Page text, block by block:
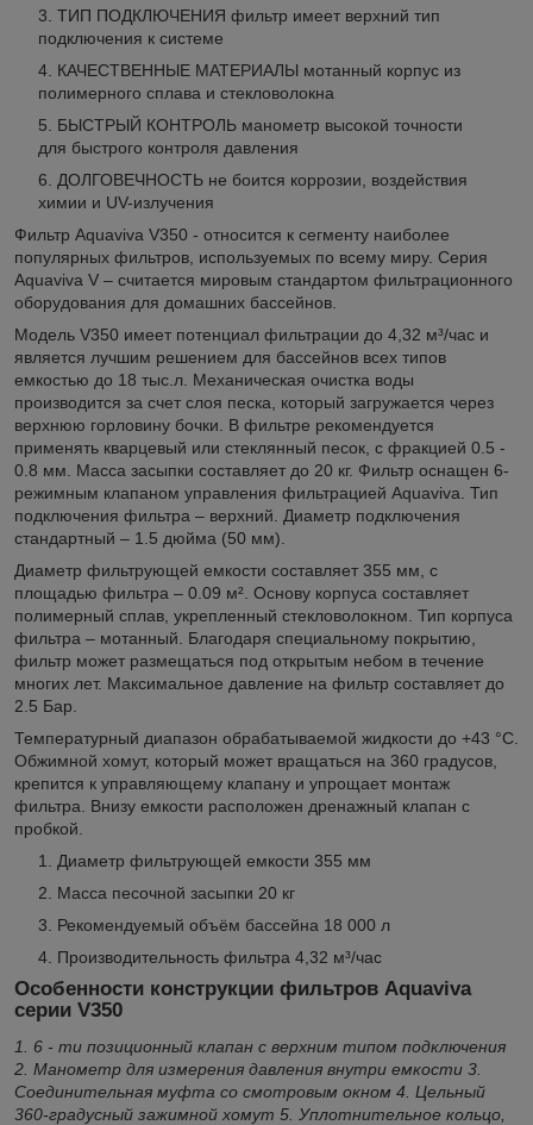
ТИП ПОДКЛЮЧЕНИЯ фильтр имеет верхний тип
подключения к системе
КАЧЕСТВЕННЫЕ МАТЕРИАЛЫ мотанный корпус из
полимерного сплава и стекловолокна
БЫСТРЫЙ КОНТРОЛЬ манометр высокой точности
для быстрого контроля давления
ДОЛГОВЕЧНОСТЬ не боится коррозии, воздействия
химии и UV-излучения
Фильтр Aquaviva V350 - относится к сегменту наиболее
популярных фильтров, используемых по всему миру. Серия
Aquaviva V – считается мировым стандартом фильтрационного
оборудования для домашних бассейнов.
Модель V350 имеет потенциал фильтрации до 4,32 м³/час и
является лучшим решением для бассейнов всех типов
емкостью до 18 тыс.л. Механическая очистка воды
производится за счет слоя песка, который загружается через
верхнюю горловину бочки. В фильтре рекомендуется
применять кварцевый или стеклянный песок, с фракцией 0.5 -
0.8 мм. Масса засыпки составляет до 20 кг. Фильтр оснащен 6-
режимным клапаном управления фильтрацией Aquaviva. Тип
подключения фильтра – верхний. Диаметр подключения
стандартный – 1.5 дюйма (50 мм).
Диаметр фильтрующей емкости составляет 355 мм, с
площадью фильтра – 0.09 м². Основу корпуса составляет
полимерный сплав, укрепленный стекловолокном. Тип корпуса
фильтра – мотанный. Благодаря специальному покрытию,
фильтр может размещаться под открытым небом в течение
многих лет. Максимальное давление на фильтр составляет до
2.5 Бар.
Температурный диапазон обрабатываемой жидкости до +43 °С.
Обжимной хомут, который может вращаться на 360 градусов,
крепится к управляющему клапану и упрощает монтаж
фильтра. Внизу емкости расположен дренажный клапан с
пробкой.
Диаметр фильтрующей емкости 355 мм
Масса песочной засыпки 20 кг
Рекомендуемый объём бассейна 18 000 л
Производительность фильтра 4,32 м³/час
Особенности конструкции фильтров Aquaviva
серии V350
1. 6 - ти позиционный клапан с верхним типом подключения
2. Манометр для измерения давления внутри емкости 3.
Соединительная муфта со смотровым окном 4. Цельный
360-градусный зажимной хомут 5. Уплотнительное кольцо,